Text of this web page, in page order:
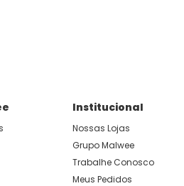
Institucional
Nossas Lojas
Grupo Malwee
Trabalhe Conosco
Meus Pedidos